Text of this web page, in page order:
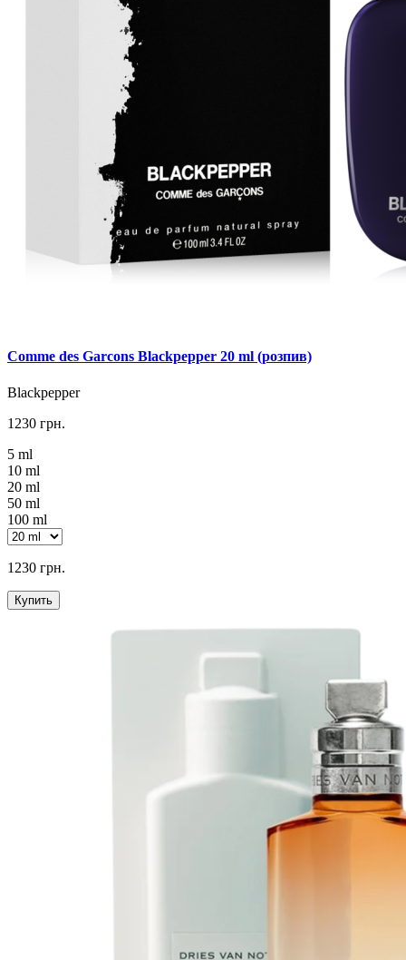
Comme des Garcons Blackpepper 20 ml (розпив)
Blackpepper
1230 грн.
5 ml
10 ml
20 ml
50 ml
100 ml
1230 грн.
Купить